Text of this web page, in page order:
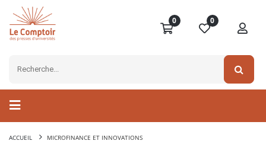
0 0
ACCUEIL MICROFINANCE ET INNOVATIONS